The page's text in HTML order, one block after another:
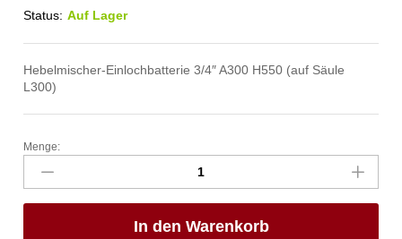
Status: Auf Lager
Hebelmischer-Einlochbatterie 3/4″ A300 H550 (auf Säule
L300)
profi
Säulenbatterie
3/4"
Anzahl
Menge:
In den Warenkorb